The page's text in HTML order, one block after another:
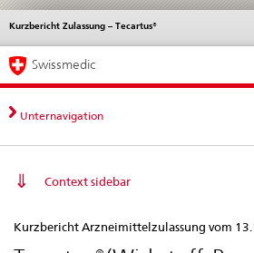
Direktnavigation
News,
Rechtsgrundlagen,
Kontakt
News & Updates
Kurzbericht Zulassung – Tecartus®
Sprachwahl
Service
Hauptnavigation
Swissmedic
Unternavigation
Context sidebar
Zulassung
Kurzbericht Arzneimittelzulassung vom